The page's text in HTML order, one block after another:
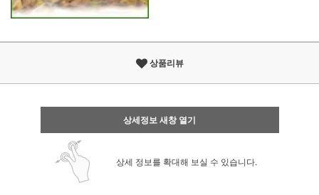
상품리뷰
상세정보 새창 열기
상세 정보를 확대해 보실 수 있습니다.